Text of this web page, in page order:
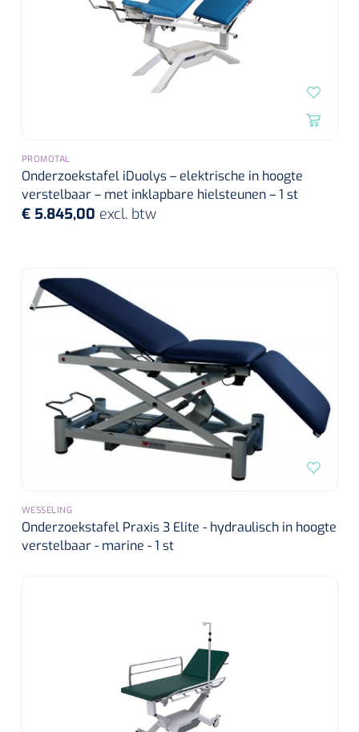
PROMOTAL
Onderzoekstafel iDuolys – elektrische in hoogte
verstelbaar – met inklapbare hielsteunen – 1 st
€ 5.845,00 excl. btw
WESSELING
Onderzoekstafel Praxis 3 Elite - hydraulisch in hoogte
verstelbaar - marine - 1 st